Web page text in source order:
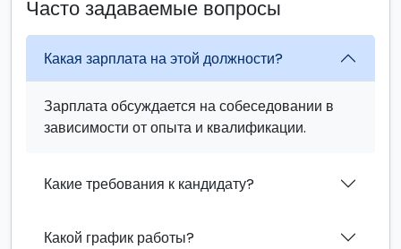
Часто задаваемые вопросы
Какая зарплата на этой должности?
Зарплата обсуждается на собеседовании в
зависимости от опыта и квалификации.
Какие требования к кандидату?
Какой график работы?